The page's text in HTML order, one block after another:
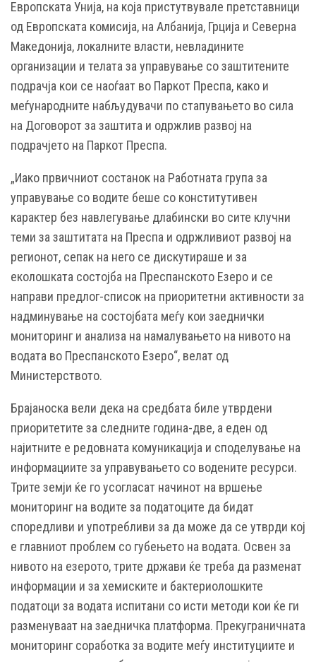
Европската Унија, на која пристутвувале претставници
од Европската комисија, на Албанија, Грција и Северна
Македонија, локалните власти, невладините
организации и телата за управување со заштитените
подрачја кои се наоѓаат во Паркот Преспа, како и
меѓународните набљудувачи по стапувањето во сила
на Договорот за заштита и одржлив развој на
подрачјето на Паркот Преспа.
„Иако првичниот состанок на Работната група за
управување со водите беше со конститутивен
карактер без навлегување длабински во сите клучни
теми за заштитата на Преспа и одржливиот развој на
регионот, сепак на него се дискутираше и за
еколошката состојба на Преспанското Езеро и се
направи предлог-список на приоритетни активности за
надминување на состојбата меѓу кои заеднички
мониторинг и анализа на намалувањето на нивото на
водата во Преспанското Езеро“, велат од
Министерството.
Брајаноска вели дека на средбата биле утврдени
приоритетите за следните година-две, а еден од
најитните е редовната комуникација и споделување на
информациите за управувањето со водените ресурси.
Трите земји ќе го усогласат начинот на вршење
мониторинг на водите за податоците да бидат
споредливи и употребливи за да може да се утврди кој
е главниот проблем со губењето на водата. Освен за
нивото на езерото, трите држави ќе треба да разменат
информации и за хемиските и бактериолошките
податоци за водата испитани со исти методи кои ќе ги
разменуваат на заедничка платформа. Прекуграничната
мониторинг соработка за водите меѓу институциите и